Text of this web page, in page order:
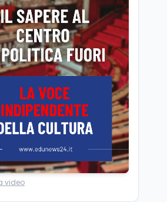
sale a 9,415 miliardi, c'è
la firma della ministra
Bernini sul decreto
Tecnologia 8 ago
Il cloaking selettivo di
Time: ads invisibili solo
per i chatbot AI
Mondo8 ago
A Nonthaburi il killer
14enne era bullizzato: la
Lavoro8 ago
Riforma del calcio, si
video